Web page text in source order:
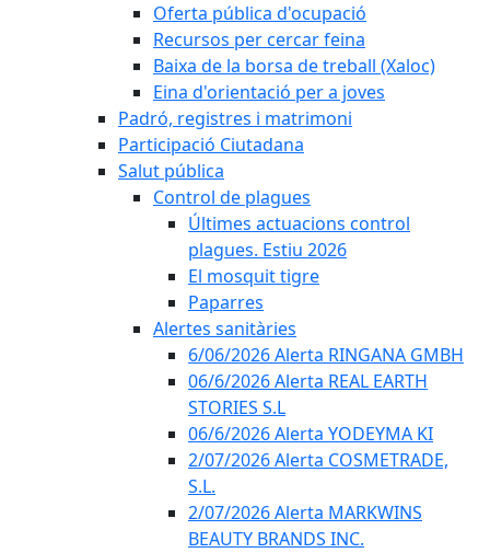
Oferta pública d'ocupació
Recursos per cercar feina
Baixa de la borsa de treball (Xaloc)
Eina d'orientació per a joves
Padró, registres i matrimoni
Participació Ciutadana
Salut pública
Control de plagues
Últimes actuacions control
plagues. Estiu 2026
El mosquit tigre
Paparres
Alertes sanitàries
6/06/2026 Alerta RINGANA GMBH
06/6/2026 Alerta REAL EARTH
STORIES S.L
06/6/2026 Alerta YODEYMA KI
2/07/2026 Alerta COSMETRADE,
S.L.
2/07/2026 Alerta MARKWINS
BEAUTY BRANDS INC.